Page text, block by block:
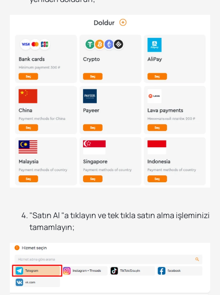
"Satın Al "a tıklayın ve tek tıkla satın alma işleminizi
tamamlayın;